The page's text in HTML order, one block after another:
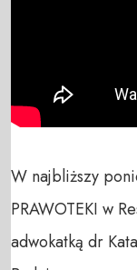
W najbliższy
PRAWOTEKI w
adwokatką dr